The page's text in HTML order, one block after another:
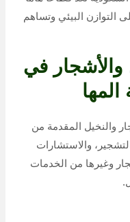
التوازن البيئي وتساهم
في
والنخيل المقدمة من
والاستشارات
وغيرها من الخدمات